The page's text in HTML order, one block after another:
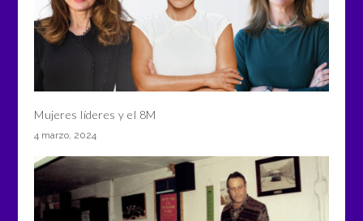
Mujeres líderes y el 8M
4 marzo, 2024